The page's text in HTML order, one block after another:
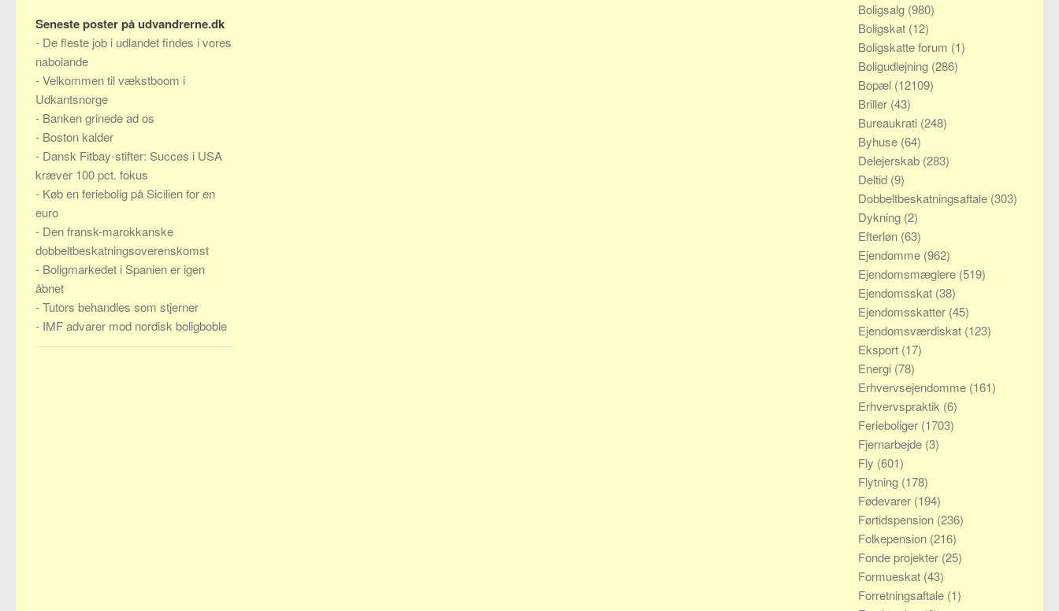
Seneste poster på udvandrerne.dk
- De fleste job i udlandet findes i vores
nabolande
-Velkommen til vækstboom i
Udkantsnorge
- Banken grinede ad os
- Boston kalder
- Dansk Fitbay-stifter: Succes i USA
kræver 100 pct. fokus
- Køb en feriebolig på Sicilien for en
euro
- Den fransk-marokkanske
dobbeltbeskatningsoverenskomst
- Boligmarkedet i Spanien er igen
åbnet
-Tutors behandles som stjerner
- IMF advarer mod nordisk boligboble
Boligsalg (980)
Boligskat (12)
Boligskatte forum (1)
Boligudlejning (286)
Bopæl (12109)
Briller (43)
Bureaukrati (248)
Byhuse (64)
Delejerskab (283)
Deltid (9)
Dobbeltbeskatningsaftale (303)
Dykning (2)
Efterløn (63)
Ejendomme (962)
Ejendomsmæglere (519)
Ejendomsskat (38)
Ejendomsskatter (45)
Ejendomsværdiskat (123)
Eksport (17)
Energi (78)
Erhvervsejendomme (161)
Erhvervspraktik (6)
Ferieboliger (1703)
Fjernarbejde (3)
Fly (601)
Flytning (178)
Fødevarer (194)
Førtidspension (236)
Folkepension (216)
Fonde projekter (25)
Formueskat (43)
Forretningsaftale (1)